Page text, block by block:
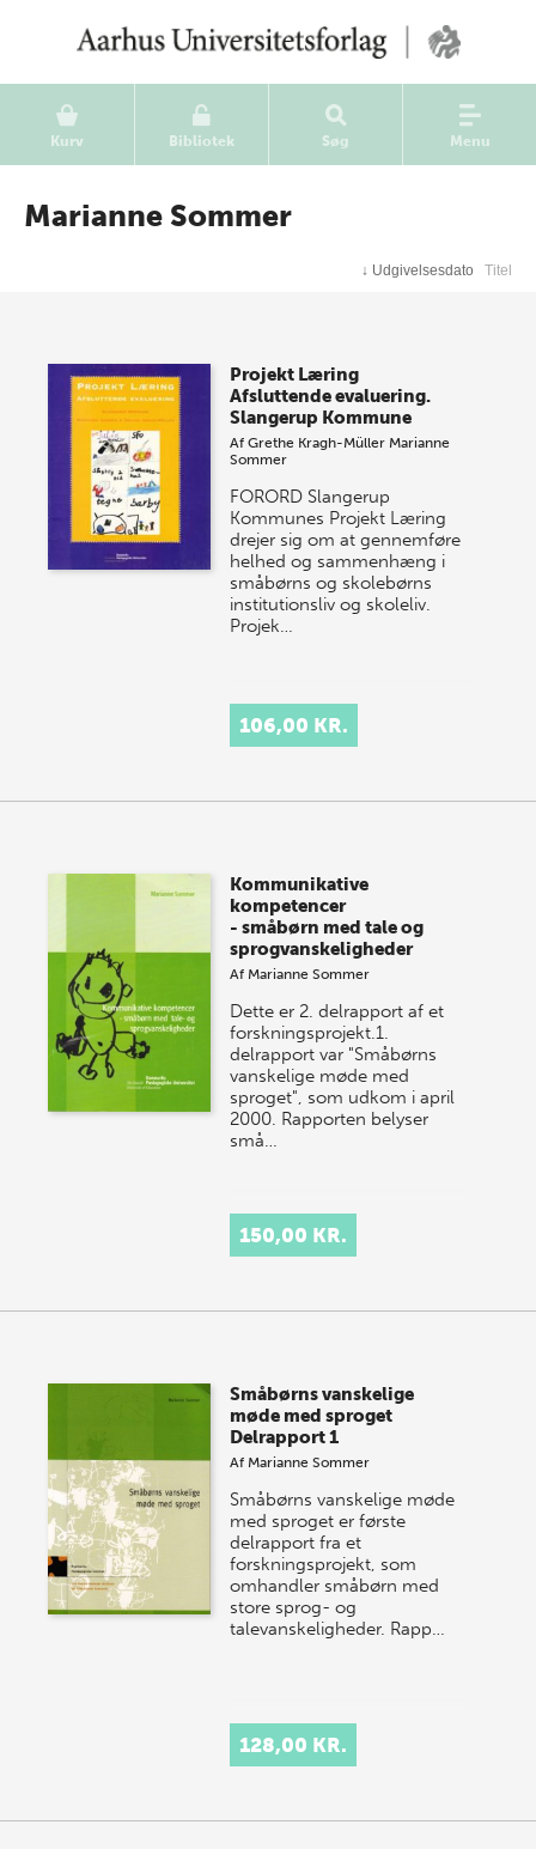
Kurv Bibliotek Søg Menu
Marianne Sommer
↓ Udgivelsesdato Titel
Projekt Læring
Afsluttende evaluering.
Slangerup Kommune
AfGrethe Kragh-Müller Marianne
Sommer
FORORD Slangerup
Kommunes Projekt Læring
drejer sig om at gennemføre
helhed og sammenhæng i
småbørns og skolebørns
institutionsliv og skoleliv.
Projek…
106,00 KR.
Kommunikative
kompetencer
- småbørn med tale og
sprogvanskeligheder
Af Marianne Sommer
Dette er 2. delrapport af et
forskningsprojekt.1.
delrapport var "Småbørns
vanskelige møde med
sproget", som udkom i april
2000. Rapporten belyser
små…
150,00 KR.
Småbørns vanskelige
møde med sproget
Delrapport 1
Af Marianne Sommer
Småbørns vanskelige møde
med sproget er første
delrapport fra et
forskningsprojekt, som
omhandler småbørn med
store sprog- og
talevanskeligheder. Rapp…
128,00 KR.